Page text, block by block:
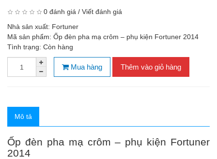
0 đánh giá / Viết đánh giá
Nhà sản xuất: Fortuner
Mã sản phẩm: Ốp đèn pha mạ crôm – phụ kiện Fortuner 2014
Tình trạng: Còn hàng
Mua hàng Thêm vào giỏ hàng
Mô tả
Ốp đèn pha mạ crôm – phụ kiện Fortuner
2014